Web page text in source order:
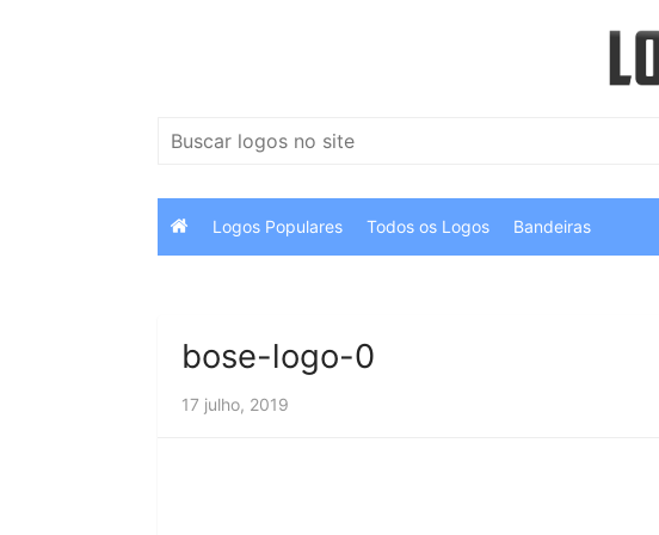
Pesquisar
Logos Populares Todos os Logos Bandeiras
bose-logo-0
17 julho, 2019